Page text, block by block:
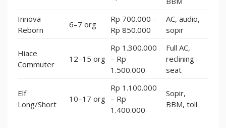
Innova
Reborn
6–7 org
Rp 700.000 –
Rp 850.000
AC, audio,
sopir
Hiace
Commuter
12–15 org
Rp 1.300.000
– Rp
1.500.000
Full AC,
reclining
seat
Elf
Long/Short
10–17 org
Rp 1.100.000
– Rp
1.400.000
Sopir,
BBM, toll